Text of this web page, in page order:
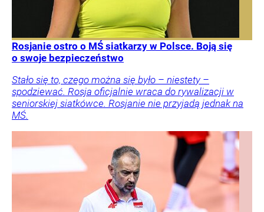
Rosjanie ostro o MŚ siatkarzy w Polsce. Boją się
o swoje bezpieczeństwo
Stało się to, czego można się było – niestety –
spodziewać. Rosja oficjalnie wraca do rywalizacji w
seniorskiej siatkówce. Rosjanie nie przyjadą jednak na
MŚ.